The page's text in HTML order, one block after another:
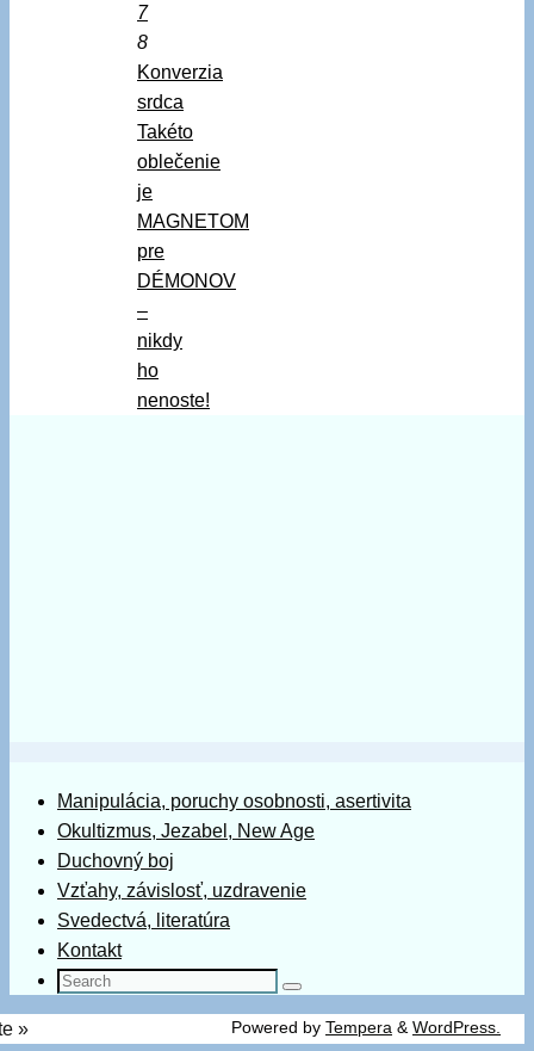
7
8
Konverzia
srdca
Takéto
oblečenie
je
MAGNETOM
pre
DÉMONOV
–
nikdy
ho
nenoste!
Manipulácia, poruchy osobnosti, asertivita
Okultizmus, Jezabel, New Age
Duchovný boj
Vzťahy, závislosť, uzdravenie
Svedectvá, literatúra
Kontakt
Search
Search
Powered by Tempera & WordPress.
»